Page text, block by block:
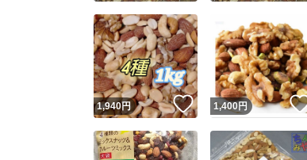
1,940円 いいね！
1,400円